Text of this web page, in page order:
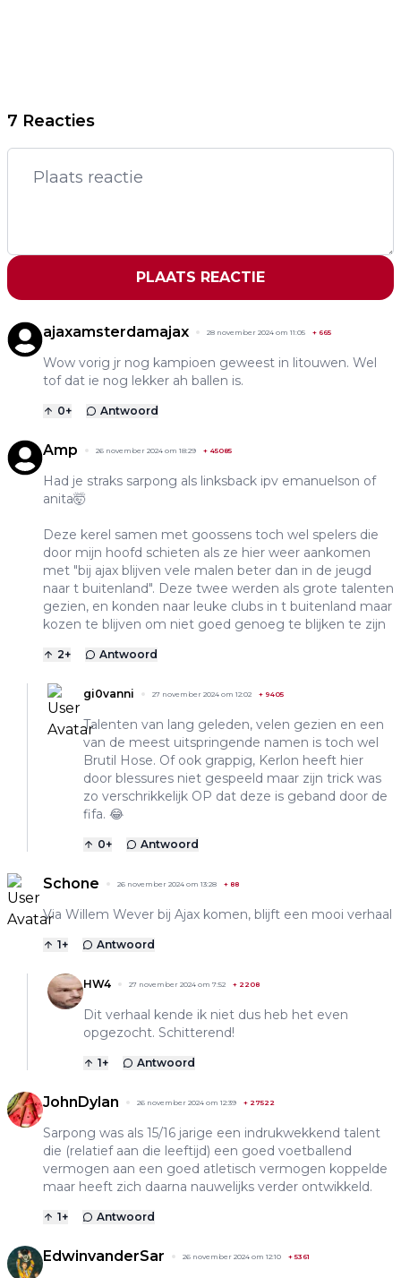
7 Reacties
PLAATS REACTIE
ajaxamsterdamajax 28 november 2024 om 11:05 + 665
Wow vorig jr nog kampioen geweest in litouwen. Wel
tof dat ie nog lekker ah ballen is.
0+ Antwoord
Amp 26 november 2024 om 18:29 + 45085
Had je straks sarpong als linksback ipv emanuelson of
anita🤯
Deze kerel samen met goossens toch wel spelers die
door mijn hoofd schieten als ze hier weer aankomen
met "bij ajax blijven vele malen beter dan in de jeugd
naar t buitenland". Deze twee werden als grote talenten
gezien, en konden naar leuke clubs in t buitenland maar
kozen te blijven om niet goed genoeg te blijken te zijn
2+ Antwoord
gi0vanni 27 november 2024 om 12:02 + 9405
Talenten van lang geleden, velen gezien en een
van de meest uitspringende namen is toch wel
Brutil Hose. Of ook grappig, Kerlon heeft hier
door blessures niet gespeeld maar zijn trick was
zo verschrikkelijk OP dat deze is geband door de
fifa. 😂
0+ Antwoord
Schone 26 november 2024 om 13:28 + 88
Via Willem Wever bij Ajax komen, blijft een mooi verhaal
1+ Antwoord
HW4 27 november 2024 om 7:52 + 2208
Dit verhaal kende ik niet dus heb het even
opgezocht. Schitterend!
1+ Antwoord
JohnDylan 26 november 2024 om 12:39 + 27522
Sarpong was als 15/16 jarige een indrukwekkend talent
die (relatief aan die leeftijd) een goed voetballend
vermogen aan een goed atletisch vermogen koppelde
maar heeft zich daarna nauwelijks verder ontwikkeld.
1+ Antwoord
EdwinvanderSar 26 november 2024 om 12:10 +5361